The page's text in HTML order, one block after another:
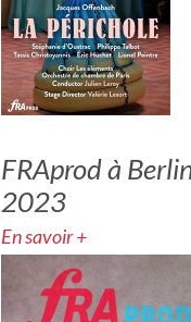
FRAprod à
2023
En savoir +